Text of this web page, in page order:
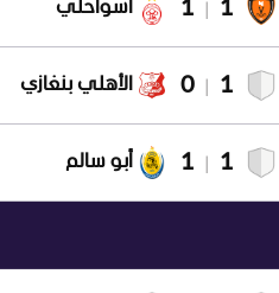
1
1 أسواحلي
1
0 الأهلي بنغازي
1
1 أبو سالم